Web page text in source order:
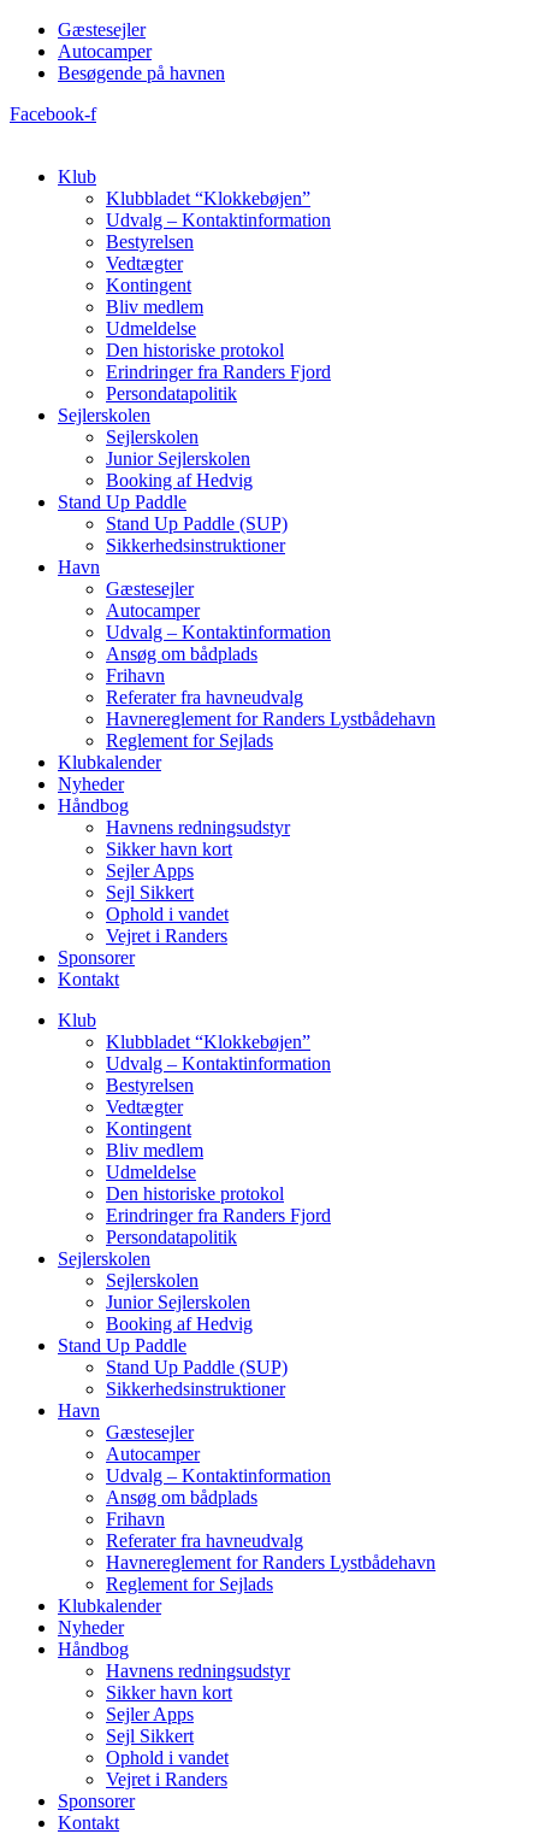
Videre
indhold
Gæstesejler
Autocamper
Besøgende på havnen
Facebook-f
Klub
Klubbladet “Klokkebøjen”
Udvalg – Kontaktinformation
Bestyrelsen
Vedtægter
Kontingent
Bliv medlem
Udmeldelse
Den historiske protokol
Erindringer fra Randers Fjord
Persondatapolitik
Sejlerskolen
Sejlerskolen
Junior Sejlerskolen
Booking af Hedvig
Stand Up Paddle
Stand Up Paddle (SUP)
Sikkerhedsinstruktioner
Havn
Gæstesejler
Autocamper
Udvalg – Kontaktinformation
Ansøg om bådplads
Frihavn
Referater fra havneudvalg
Havnereglement for Randers Lystbådehavn
Reglement for Sejlads
Klubkalender
Nyheder
Håndbog
Havnens redningsudstyr
Sikker havn kort
Sejler Apps
Sejl Sikkert
Ophold i vandet
Vejret i Randers
Sponsorer
Kontakt
Klub
Klubbladet “Klokkebøjen”
Udvalg – Kontaktinformation
Bestyrelsen
Vedtægter
Kontingent
Bliv medlem
Udmeldelse
Den historiske protokol
Erindringer fra Randers Fjord
Persondatapolitik
Sejlerskolen
Sejlerskolen
Junior Sejlerskolen
Booking af Hedvig
Stand Up Paddle
Stand Up Paddle (SUP)
Sikkerhedsinstruktioner
Havn
Gæstesejler
Autocamper
Udvalg – Kontaktinformation
Ansøg om bådplads
Frihavn
Referater fra havneudvalg
Havnereglement for Randers Lystbådehavn
Reglement for Sejlads
Klubkalender
Nyheder
Håndbog
Havnens redningsudstyr
Sikker havn kort
Sejler Apps
Sejl Sikkert
Ophold i vandet
Vejret i Randers
Sponsorer
Kontakt